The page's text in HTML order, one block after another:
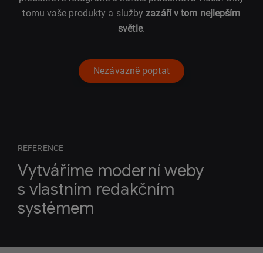
tomu vaše produkty a službyzazáří v tom nejlepším
světle.
Nezávazně poptat
REFERENCE
Vytváříme moderní weby
s vlastním redakčním
systémem